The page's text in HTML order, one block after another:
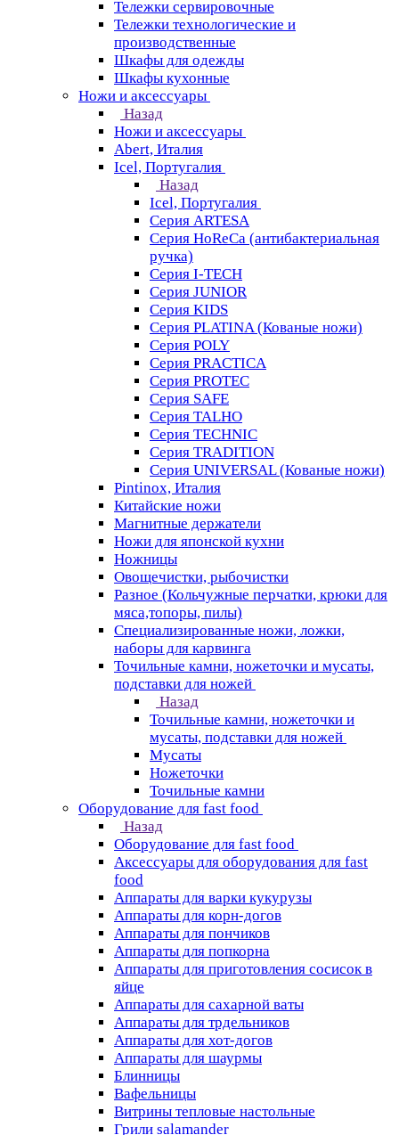
Тележки сервировочные
Тележки технологические и
производственные
Шкафы для одежды
Шкафы кухонные
Ножи и аксессуары
Назад
Ножи и аксессуары
Abert, Италия
Icel, Португалия
Назад
Icel, Португалия
Серия ARTESA
Серия HoReCa (антибактериальная
ручка)
Серия I-TECH
Серия JUNIOR
Серия KIDS
Серия PLATINA (Кованые ножи)
Серия POLY
Серия PRACTICA
Серия PROTEC
Серия SAFE
Серия TALHO
Серия TECHNIC
Серия TRADITION
Серия UNIVERSAL (Кованые ножи)
Pintinox, Италия
Китайские ножи
Магнитные держатели
Ножи для японской кухни
Ножницы
Овощечистки, рыбочистки
Разное (Кольчужные перчатки, крюки для
мяса,топоры, пилы)
Специализированные ножи, ложки,
наборы для карвинга
Точильные камни, ножеточки и мусаты,
подставки для ножей
Назад
Точильные камни, ножеточки и
мусаты, подставки для ножей
Мусаты
Ножеточки
Точильные камни
Оборудование для fast food
Назад
Оборудование для fast food
Аксессуары для оборудования для fast
food
Аппараты для варки кукурузы
Аппараты для корн-догов
Аппараты для пончиков
Аппараты для попкорна
Аппараты для приготовления сосисок в
яйце
Аппараты для сахарной ваты
Аппараты для трдельников
Аппараты для хот-догов
Аппараты для шаурмы
Блинницы
Вафельницы
Витрины тепловые настольные
Грили salamander